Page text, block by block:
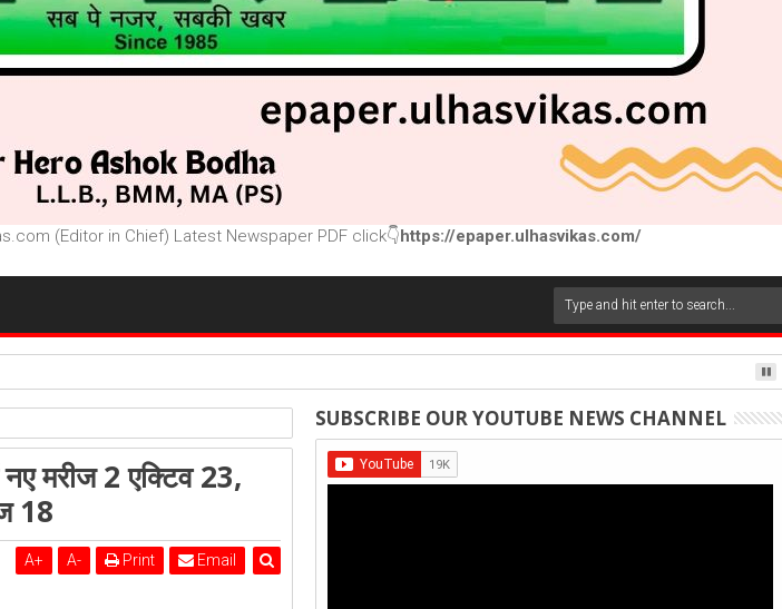
(Editor in Chief) Latest Newspaper PDF click👇https://epaper.ulhasvikas.com/
डोंबिवली में नए मरीज 18
नए मरीज 2 एक्टिव 23,
18
A+ A- Print Email
SUBSCRIBE OUR YOUTUBE NEWS CHANNEL